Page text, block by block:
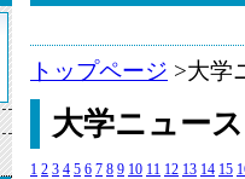
トップページ >大学
大学ニュー
1 2 3 4 5 6 7 8 9 10 11 12 13 14 15